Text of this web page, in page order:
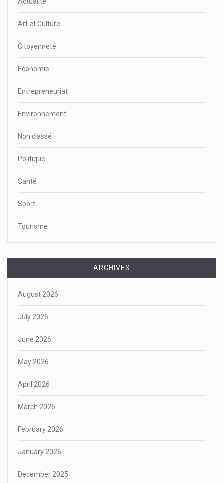
Art et Culture
Citoyenneté
Economie
Entrepreneuriat
Environnement
Non classé
Politique
Santé
Sport
Tourisme
ARCHIVES
August 2026
July 2026
June 2026
May 2026
April 2026
March 2026
February 2026
January 2026
December 2025